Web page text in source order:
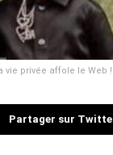
vie privée affole le Web
Partager sur